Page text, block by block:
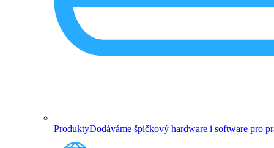
ProduktyDodáváme špičkový hardware i software pro